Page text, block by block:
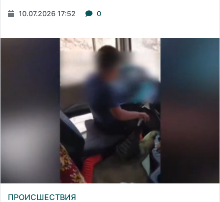
10.07.2026 17:52 0
ПРОИСШЕСТВИЯ